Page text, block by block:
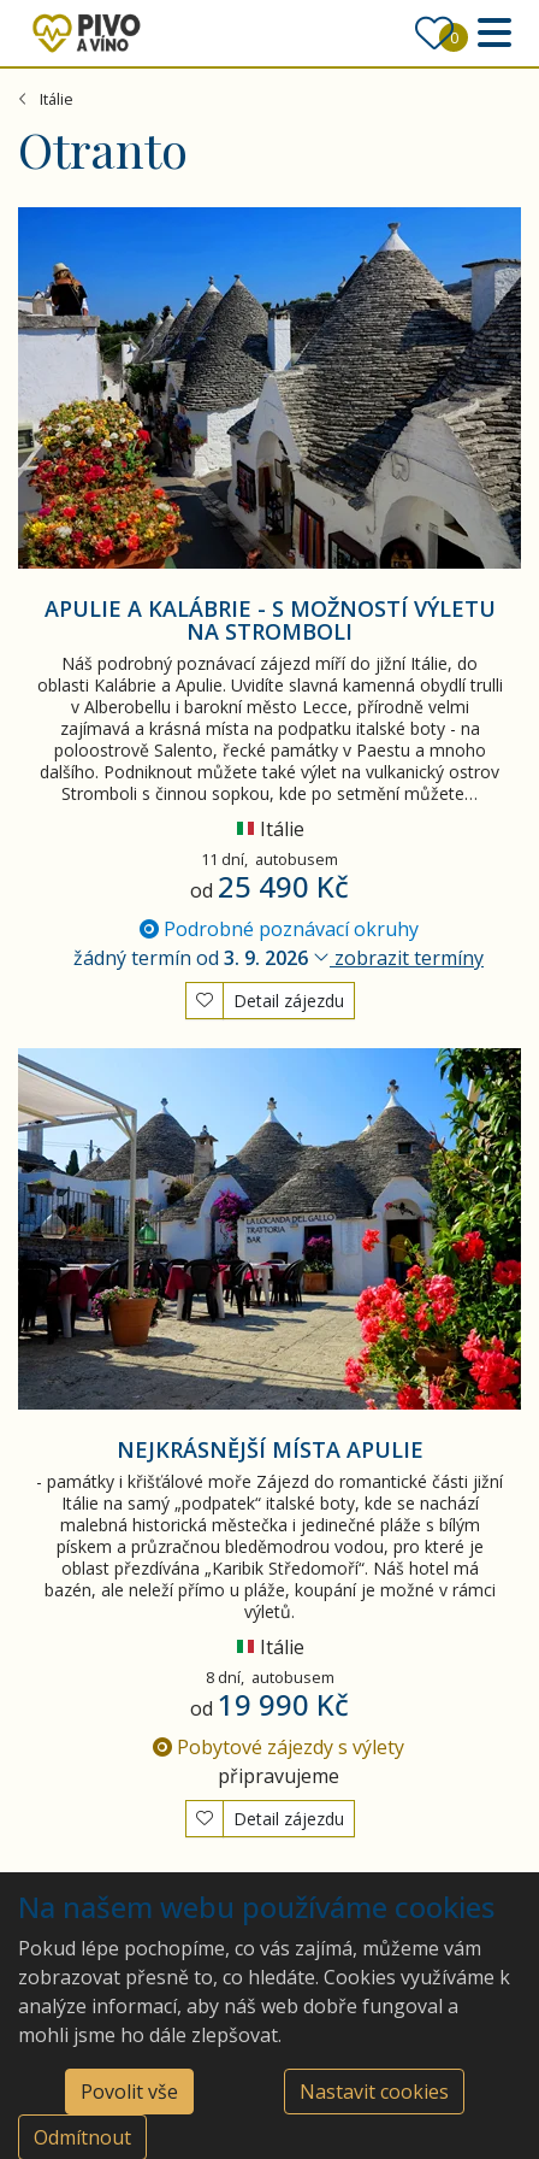
0
Itálie
Otranto
Apulie a Kalábrie - s možností výletu na Stromboli
APULIE A KALÁBRIE - S MOŽNOSTÍ VÝLETU
NA STROMBOLI
Náš podrobný poznávací zájezd míří do jižní Itálie, do
oblasti Kalábrie a Apulie. Uvidíte slavná kamenná obydlí trulli
v Alberobellu i barokní město Lecce, přírodně velmi
zajímavá a krásná místa na podpatku italské boty - na
poloostrově Salento, řecké památky v Paestu a mnoho
dalšího. Podniknout můžete také výlet na vulkanický ostrov
Stromboli s činnou sopkou, kde po setmění můžete…
Itálie
11 dní, autobusem
od 25 490 Kč
Podrobné poznávací okruhy
žádný termín od 3. 9. 2026 zobrazit termíny
Detail zájezdu
Nejkrásnější místa Apulie
NEJKRÁSNĚJŠÍ MÍSTA APULIE
- památky i křišťálové moře Zájezd do romantické části jižní
Itálie na samý „podpatek“ italské boty, kde se nachází
malebná historická městečka i jedinečné pláže s bílým
pískem a průzračnou bleděmodrou vodou, pro které je
oblast přezdívána „Karibik Středomoří“. Náš hotel má
bazén, ale neleží přímo u pláže, koupání je možné v rámci
výletů.
Itálie
8 dní, autobusem
od 19 990 Kč
Pobytové zájezdy s výlety
připravujeme
Detail zájezdu
Vyhledány2zájezdy
©2026 Ing. Hana Lepková -
CA Pivo a víno.cz
Ing. Hana Lepková - CA
Východní 546, 66424 Drásov
774548539
Na našem webu používáme cookies
Pokud lépe pochopíme, co vás zajímá, můžeme vám
zobrazovat přesně to, co hledáte. Cookies využíváme k
analýze informací, aby náš web dobře fungoval a
mohli jsme ho dále zlepšovat.
Povolit vše
Nastavit cookies
Odmítnout